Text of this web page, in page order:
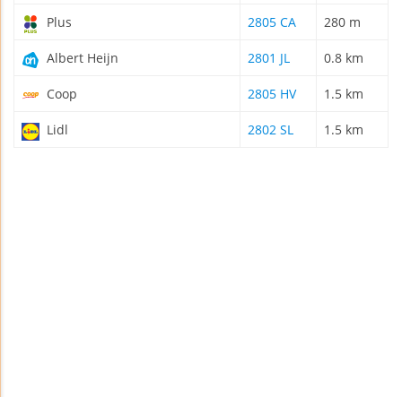
Plus 2805 CA 280 m
Albert Heijn 2801 JL 0.8 km
Coop 2805 HV 1.5 km
Lidl 2802 SL 1.5 km